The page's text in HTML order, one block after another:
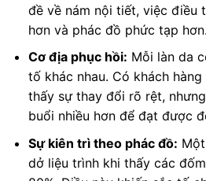
đề về nám nội tiết, việc điều
hơn và phác đồ phức tạp hơn.
Cơ địa phục hồi: Mỗi làn da
tố khác nhau. Có khách
thấy sự thay đổi rõ rệt,
buổi nhiều hơn để đạt được
Sự kiên trì theo phác đồ:
dở liệu trình khi thấy các